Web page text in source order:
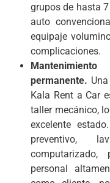
grupos de hasta
auto
equipaje
complicaciones.
permanente.
Kala Rent a Car
taller mecánico,
excelente
preventivo,
personal